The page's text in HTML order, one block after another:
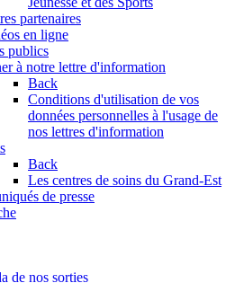
partenaires
en ligne
publics
à notre lettre d'information
Back
Conditions d'utilisation de vos
données personnelles à l'usage de
nos lettres d'information
Back
Les centres de soins du Grand-Est
de presse
de nos sorties